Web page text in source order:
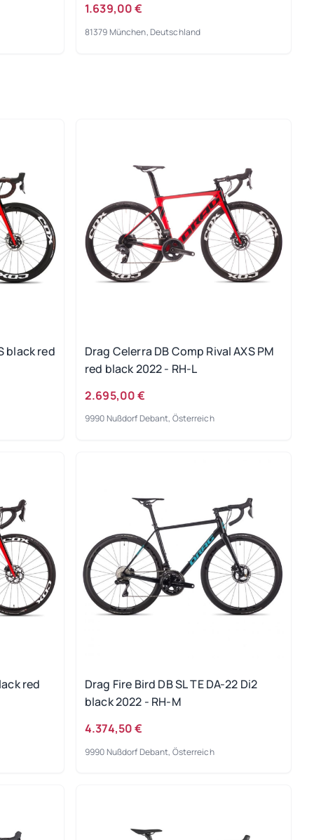
1.639,00 €
81379 München, Deutschland
black red
Drag Celerra DB Comp Rival AXS PM
red black 2022 - RH-L
2.695,00 €
9990 Nußdorf Debant, Österreich
red
Drag Fire Bird DB SL TE DA-22 Di2
black 2022 - RH-M
4.374,50 €
9990 Nußdorf Debant, Österreich